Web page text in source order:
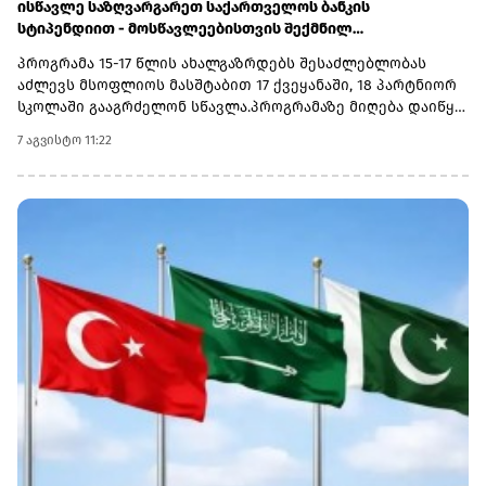
ისწავლე საზღვარგარეთ საქართველოს ბანკის
სტიპენდიით - მოსწავლეებისთვის შექმნილ
პროგრამა 15-17 წლის ახალგაზრდებს შესაძლებლობას
აძლევს მსოფლიოს მასშტაბით 17 ქვეყანაში, 18 პარტნიორ
სკოლაში გააგრძელონ სწავლა.პროგრამაზე მიღება დაიწყო
ეწვიეთ ვებგვერდს. ინფორმაციისთვის, გაერთიანებული
მსოფლიო სკოლები (UWC) წარმოადგენს საერთაშორისო
საგანმანათლებლო მოძრაობას ახალგაზრდებისთვის,
სხვადასხვა ერისა და კულტურის დასაახლოებლად და ამ
გზით შეუწყოს ხელი მშვიდობიანი და მდგრადი მომავლის
შექმნას. UWC მსოფლიოს სხვადასხვა კონტინენტის 18
საერთაშორისო სკოლასა და კოლეჯს აერთიანებს.
პროგრამის ფარგლებში სწავლება მიმდინარეობს 17
სხვადასხვა ქვეყანაში, მათ შორის − კანადაში, აშშ-ში,
ჩინეთში, იაპონიაში, ტაილანდში, გერმანიასა და
იტალიაში.საქართველოს ბანკმა UWC Georgia-სთან
თანამშრომლობა 2025 წელს დაიწყო და უკვე გამოავლინა 2
სტიპენდიატი. საქართველოს ბანკის მხარდაჭერით,
ქართველ მოსწავლეებს აქვთ უნიკალური შესაძლებლობა,
7 აგვისტო 11:22